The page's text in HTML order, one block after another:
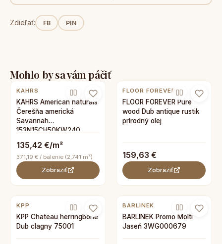
Zdieľať: FB PIN
Mohlo by sa vám páčiť
KAHRS
KAHRS American naturals
Čerešňa americká
Savannah
153N15CH50KW240
135,42 €/m²
371,19 € / balenie (2,741 m²)
Zobraziť
FLOOR FOREVER
FLOOR FOREVER Pure
wood Dub antique rustik
prírodný olej
159,63 €
Zobraziť
KPP
KPP Chateau herringbone
Dub clagny 75001
BARLINEK
BARLINEK Promo Molti
Jaseň 3WG000679